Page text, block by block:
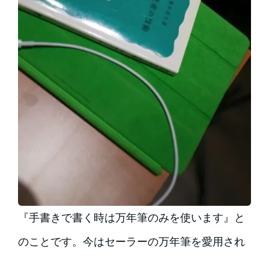
『手書きで書く時は万年筆のみを使います』と
のことです。今はセーラーの万年筆を愛用され